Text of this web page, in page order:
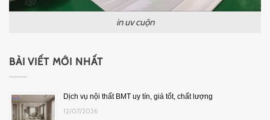
in uv cuộn
BÀI VIẾT MỚI NHẤT
Dịch vụ nội thất BMT uy tín, giá tốt, chất lượng
12/07/2026